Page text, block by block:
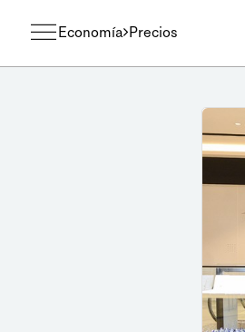
Economía Precios